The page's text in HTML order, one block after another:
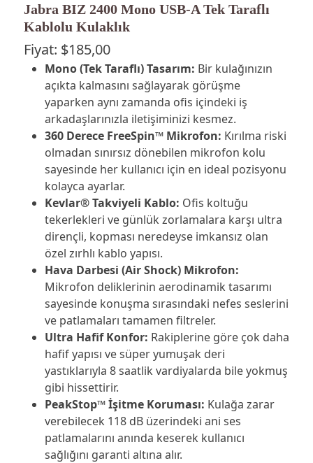
Jabra BIZ 2400 Mono USB-A Tek Taraflı
Kablolu Kulaklık
Fiyat: $185,00
Mono (Tek Taraflı) Tasarım: Bir kulağınızın
açıkta kalmasını sağlayarak görüşme
yaparken aynı zamanda ofis içindeki iş
arkadaşlarınızla iletişiminizi kesmez.
360 Derece FreeSpin™ Mikrofon: Kırılma riski
olmadan sınırsız dönebilen mikrofon kolu
sayesinde her kullanıcı için en ideal pozisyonu
kolayca ayarlar.
Kevlar® Takviyeli Kablo: Ofis koltuğu
tekerlekleri ve günlük zorlamalara karşı ultra
dirençli, kopması neredeyse imkansız olan
özel zırhlı kablo yapısı.
Hava Darbesi (Air Shock) Mikrofon:
Mikrofon deliklerinin aerodinamik tasarımı
sayesinde konuşma sırasındaki nefes seslerini
ve patlamaları tamamen filtreler.
Ultra Hafif Konfor: Rakiplerine göre çok daha
hafif yapısı ve süper yumuşak deri
yastıklarıyla 8 saatlik vardiyalarda bile yokmuş
gibi hissettirir.
PeakStop™ İşitme Koruması: Kulağa zarar
verebilecek 118 dB üzerindeki ani ses
patlamalarını anında keserek kullanıcı
sağlığını garanti altına alır.